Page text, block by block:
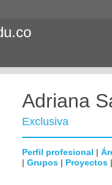
Adriana
Exclusiva
Perfil profesional |
| Grupos | Proyectos |